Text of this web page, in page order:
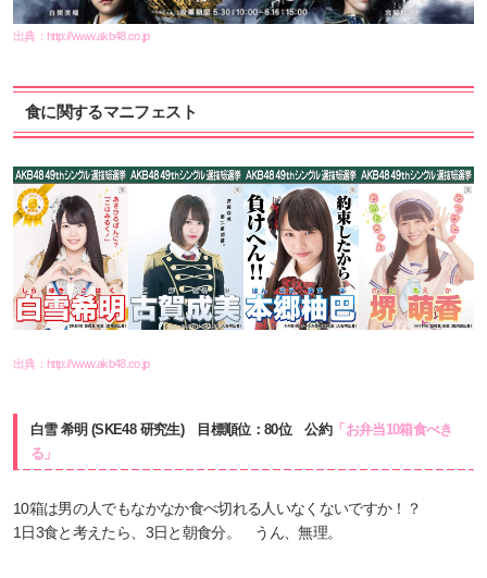
出典： http://www.akb48.co.jp
食に関するマニフェスト
出典： http://www.akb48.co.jp
白雪 希明 (SKE48 研究生) 目標順位：80位 公約「お弁当10箱食べき
る」
10箱は男の人でもなかなか食べ切れる人いなくないですか！？
1日3食と考えたら、3日と朝食分。 うん、無理。